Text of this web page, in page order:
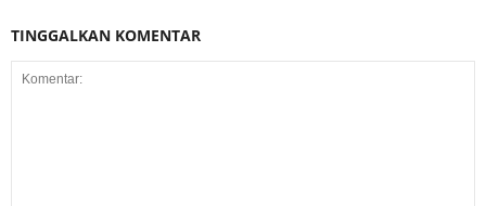
TINGGALKAN KOMENTAR